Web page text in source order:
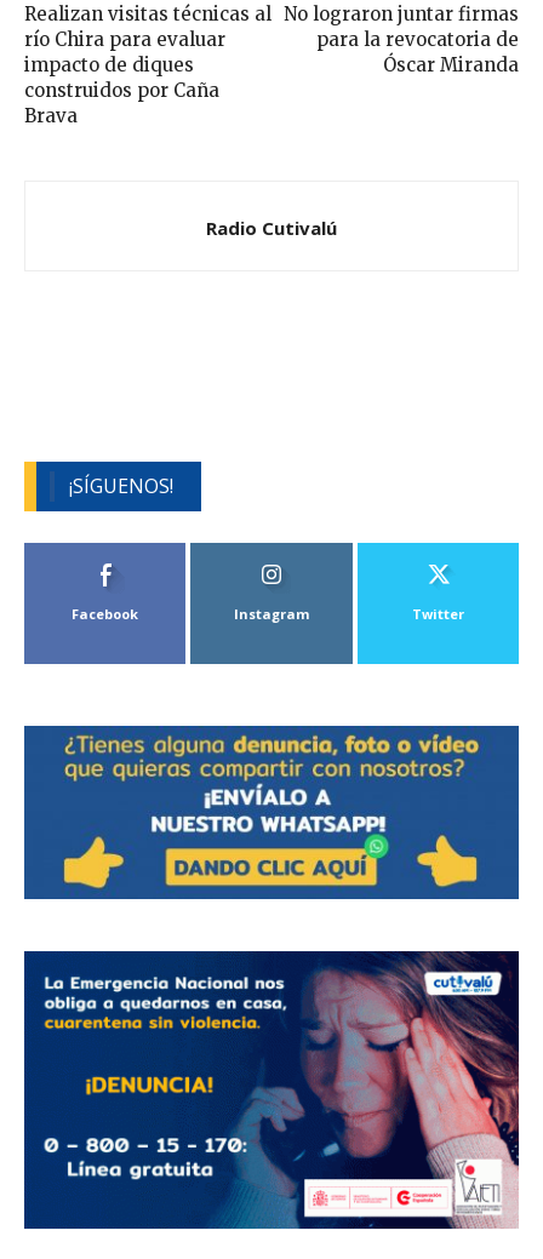
Realizan visitas técnicas al
río Chira para evaluar
impacto de diques
construidos por Caña
Brava
No lograron juntar firmas
para la revocatoria de
Óscar Miranda
Radio Cutivalú
¡SÍGUENOS!